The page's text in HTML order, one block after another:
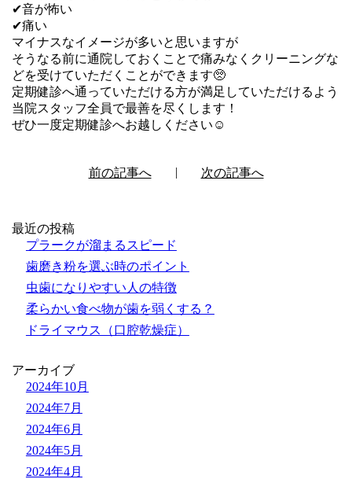
✔︎音が怖い
✔︎痛い
マイナスなイメージが多いと思いますが
そうなる前に通院しておくことで痛みなくクリーニングな
どを受けていただくことができます🥺
定期健診へ通っていただける方が満足していただけるよう
当院スタッフ全員で最善を尽くします！
ぜひ一度定期健診へお越しください☺️
前の記事へ 次の記事へ
最近の投稿
プラークが溜まるスピード
歯磨き粉を選ぶ時のポイント
虫歯になりやすい人の特徴
柔らかい食べ物が歯を弱くする？
ドライマウス（口腔乾燥症）
アーカイブ
2024年10月
2024年7月
2024年6月
2024年5月
2024年4月